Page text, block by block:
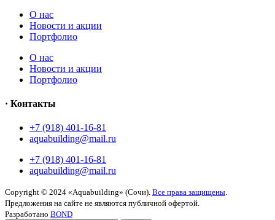
O нас
Новости и акции
Портфолио
O нас
Новости и акции
Портфолио
· Контакты
+7 (918) 401-16-81
aquabuilding@mail.ru
+7 (918) 401-16-81
aquabuilding@mail.ru
Copyright © 2024 «Aquabuilding» (Сочи). Все права защищены.
Предложения на сайте не являются публичной офертой.
Разработано BOND